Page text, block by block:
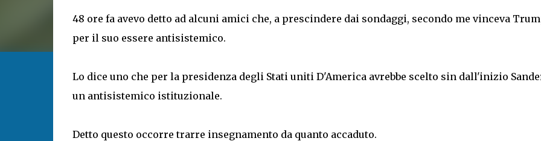
48 ore fa avevo detto ad alcuni amici che, a prescindere dai sondaggi, secondo me vinceva
per il suo essere antisistemico.
Lo dice uno che per la presidenza degli Stati uniti D'America avrebbe scelto sin dall'inizio
un antisistemico istituzionale.
Detto questo occorre trarre insegnamento da quanto accaduto.